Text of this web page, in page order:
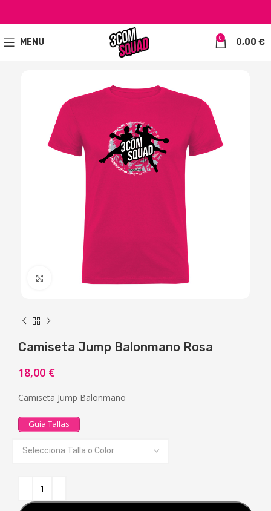
MENU 0 0,00 €
Click to enlarge
Camiseta Jump Balonmano Rosa
18,00 €
Camiseta Jump Balonmano
Guía Tallas